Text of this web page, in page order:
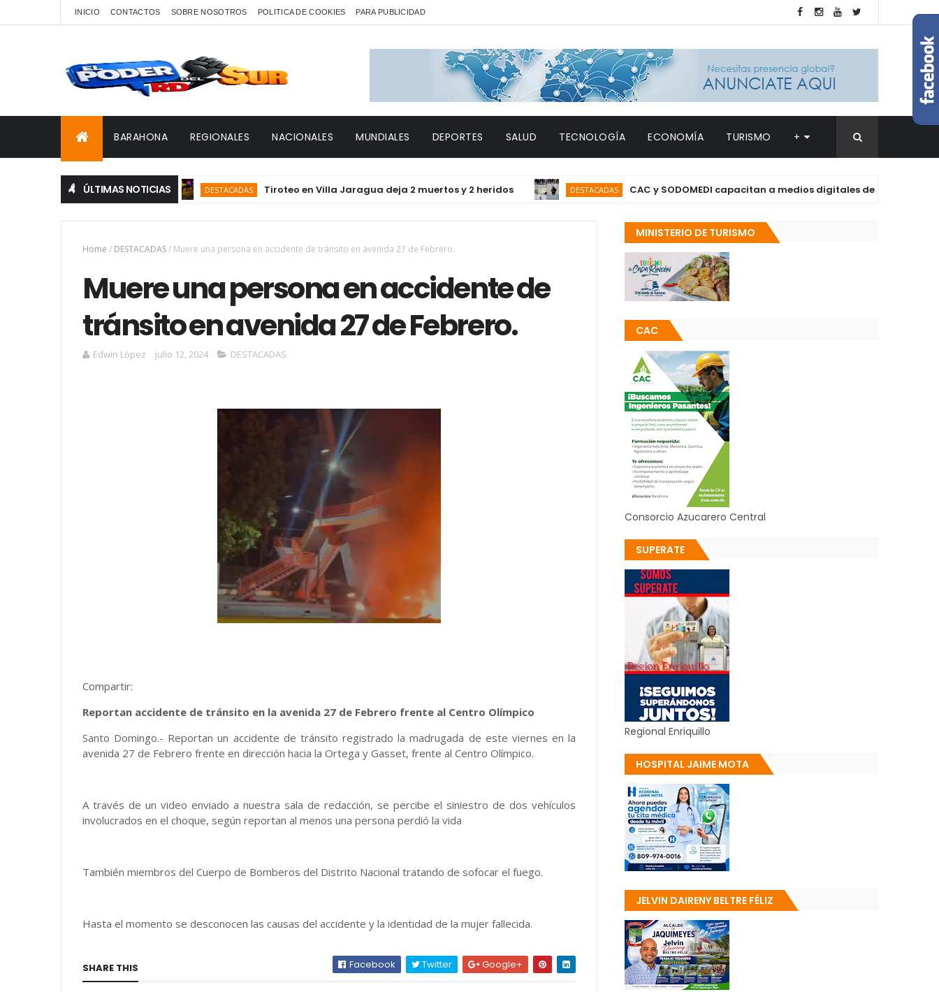
INICIO CONTACTOS SOBRE NOSOTROS POLITICA DE COOKIES PARA PUBLICIDAD
BARAHONA REGIONALES NACIONALES MUNDIALES DEPORTES SALUD TECNOLOGÍA ECONOMÍA TURISMO +
ÚLTIMAS NOTICIASDESTACADAS Tiroteo en Villa Jaragua deja 2 muertos y 2 heridos DESTACADAS CAC y SODOMEDI capacitan a medios digitales de Barahona sobre
Home / DESTACADAS/ Muere una persona en accidente de tránsito en avenida 27 de Febrero.
Muere una persona en accidente de
tránsito en avenida 27 de Febrero.
Edwin López julio 12, 2024 DESTACADAS
Compartir:
Reportan accidente de tránsito en la avenida 27 de Febrero frente al Centro Olímpico
Santo Domingo.- Reportan un accidente de tránsito registrado la madrugada de este viernes en la
avenida 27 de Febrero frente en dirección hacia la Ortega y Gasset, frente al Centro Olímpico.
A través de un video enviado a nuestra sala de redacción, se percibe el siniestro de dos vehículos
involucrados en el choque, según reportan al menos una persona perdió la vida
También miembros del Cuerpo de Bomberos del Distrito Nacional tratando de sofocar el fuego.
Hasta el momento se desconocen las causas del accidente y la identidad de la mujer fallecida.
SHARE THIS Facebook Twitter Google+
MINISTERIO DE TURISMO
CAC
Consorcio Azucarero Central
SUPERATE
Regional Enriquillo
HOSPITAL JAIME MOTA
JELVIN DAIRENY BELTRE FÉLIZ